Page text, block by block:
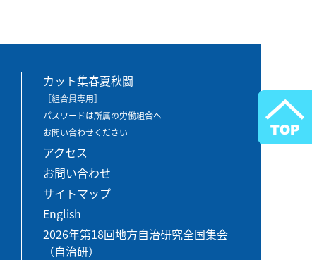
カット集春夏秋闘
［組合員専用］
パスワードは所属の労働組合へ
お問い合わせください
アクセス
お問い合わせ
サイトマップ
English
2026年第18回地方自治研究全国集会
（自治研）